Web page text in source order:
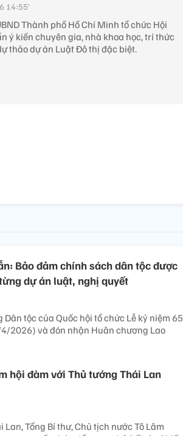
14:55’
Thành phố Hồ Chí Minh tổ chức Hội
ý kiến chuyên gia, nhà khoa học, trí thức
thảo dự án Luật Đô thị đặc biệt.
Bảo đảm chính sách dân tộc được
dự án luật, nghị quyết
tộc của Quốc hội tổ chức Lễ kỷ niệm 65
2026) và đón nhận Huân chương Lao
hội đàm với Thủ tướng Thái Lan
Tổng Bí thư, Chủ tịch nước Tô Lâm